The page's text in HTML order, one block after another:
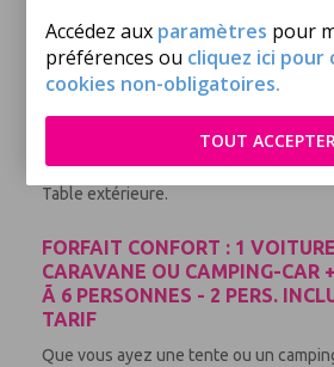
Accédez aux paramètres pour
préférences ou cliquez ici pour
cookies non-obligatoires.
TOUT
Réfrigérateur : 1
Surface (m²) : 32
Terrasse
Nombre de wc : 1
Logement non fumeur
Table extérieure.
FORFAIT CONFORT : 1
CARAVANE OU CAMPING-CAR
Ã 6 PERSONNES - 2 PERS.
TARIF
Que vous ayez une tente ou un